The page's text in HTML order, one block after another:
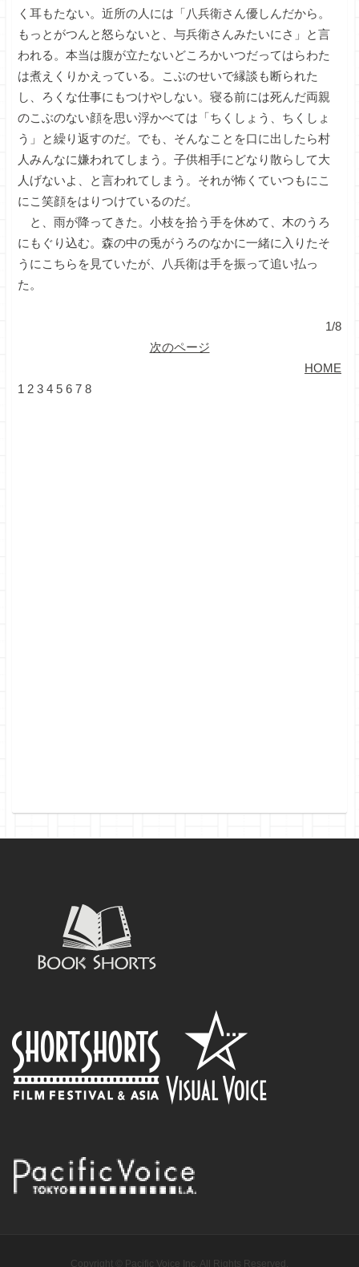
く耳もたない。近所の人には「八兵衛さん優しんだから。
もっとがつんと怒らないと、与兵衛さんみたいにさ」と言
われる。本当は腹が立たないどころかいつだってはらわた
は煮えくりかえっている。こぶのせいで縁談も断られた
し、ろくな仕事にもつけやしない。寝る前には死んだ両親
のこぶのない顔を思い浮かべては「ちくしょう、ちくしょ
う」と繰り返すのだ。でも、そんなことを口に出したら村
人みんなに嫌われてしまう。子供相手にどなり散らして大
人げないよ、と言われてしまう。それが怖くていつもにこ
にこ笑顔をはりつけているのだ。
と、雨が降ってきた。小枝を拾う手を休めて、木のうろ
にもぐり込む。森の中の兎がうろのなかに一緒に入りたそ
うにこちらを見ていたが、八兵衛は手を振って追い払っ
た。
1/8
次のページ
HOME
1 2 3 4 5 6 7 8
Copyright © Pacific Voice Inc. All Rights Reserved.